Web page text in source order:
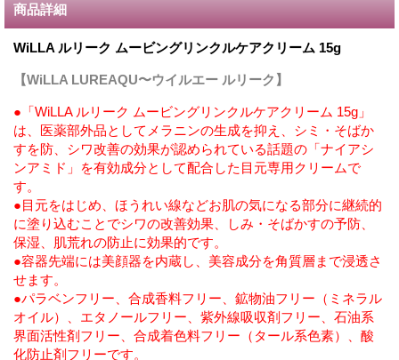
商品詳細
WiLLA ルリーク ムービングリンクルケアクリーム 15g
【WiLLA LUREAQU〜ウイルエー ルリーク】
●「WiLLA ルリーク ムービングリンクルケアクリーム 15g」
は、医薬部外品としてメラニンの生成を抑え、シミ・そばか
すを防、シワ改善の効果が認められている話題の「ナイアシ
ンアミド」を有効成分として配合した目元専用クリームで
す。
●目元をはじめ、ほうれい線などお肌の気になる部分に継続的
に塗り込むことでシワの改善効果、しみ・そばかすの予防、
保湿、肌荒れの防止に効果的です。
●容器先端には美顔器を内蔵し、美容成分を角質層まで浸透さ
せます。
●パラベンフリー、合成香料フリー、鉱物油フリー（ミネラル
オイル）、エタノールフリー、紫外線吸収剤フリー、石油系
界面活性剤フリー、合成着色料フリー（タール系色素）、酸
化防止剤フリーです。